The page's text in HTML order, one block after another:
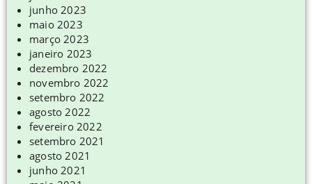
junho 2023
maio 2023
março 2023
janeiro 2023
dezembro 2022
novembro 2022
setembro 2022
agosto 2022
fevereiro 2022
setembro 2021
agosto 2021
junho 2021